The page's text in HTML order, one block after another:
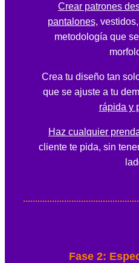
Crear patrones
pantalones,
metodología que
Crea tu diseño tan
que se ajuste a tu
rápida y
Haz cualquier
cliente te pida, sin
Fase 2: